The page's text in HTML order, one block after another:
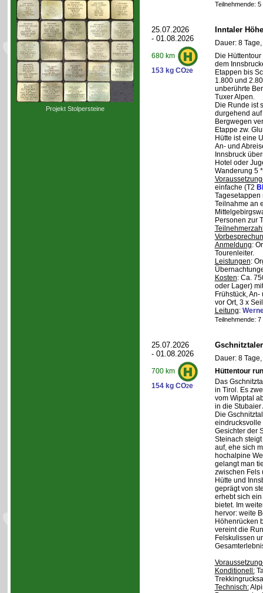
Projekt Stolpersteine
Teilnehmende:
25.07.2026
- 01.08.2026
680 km
153 kg CO2e
Inntaler
Dauer: 8
Die
dem
Etappen bis
1.800 und
unberührte
Tuxer Alpen.
Die Runde ist
durgehend
Bergwegen
Etappe zw.
Hütte ist eine
An- und
Innsbruck
Hotel oder
Wanderung 5
einfache (T2
Tagesetappen
Teilnahme an
Personen zur
Anmeldung:
Tourenleiter.
Leistungen:
Kosten: Ca.
oder Lager)
Frühstück,
vor Ort, 3 x
Leitung:
Teilnehmende:
25.07.2026
- 01.08.2026
700 km
154 kg CO2e
Dauer: 8
Hüttentour
Das
in Tirol. Es
vom Wipptal
in die Stubaier
Die
Gesichter der
Steinach
auf, ehe sich
hochalpine
gelangt man
zwischen Fels
Hütte und
geprägt von
erhebt sich
bietet. Im
hervor: weite
Höhenrücken
vereint die
Felskulissen
Konditionell:
Technisch: